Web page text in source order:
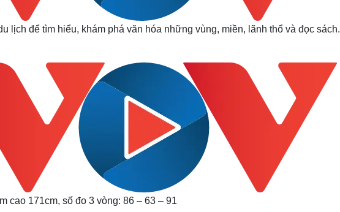
lịch để tìm hiểu, khám phá văn hóa những vùng, miền, lãnh thổ và đọc sách.
cao 171cm, số đo 3 vòng: 86 – 63 – 91